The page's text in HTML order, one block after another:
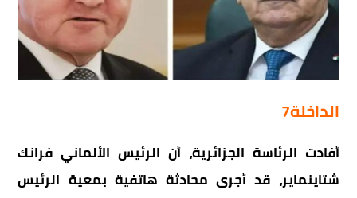
الداخلة7
أفادت الرئاسة الجزائرية، أن الرئيس الألماني فرانك
شتاينماير، قد أجرى محادثة هاتفية بمعية الرئيس